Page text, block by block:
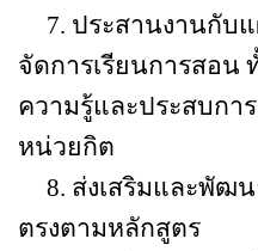
7. ประสานงานกับ
จัดการเรียนการสอน
ความรู้และประสบก
หน่วยกิต
8. ส่งเสริมและพัฒ
ตรงตามหลักสูตร